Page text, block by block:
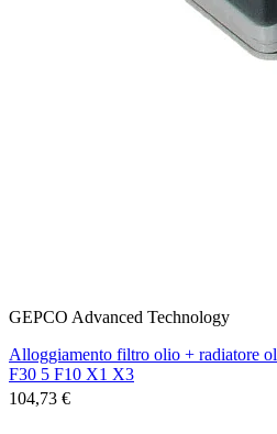
GEPCO Advanced Technology
Alloggiamento filtro olio + radiatore
F30 5 F10 X1 X3
104,73 €